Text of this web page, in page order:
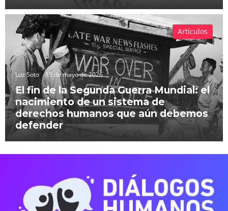
Luz Soto 15 de mayo de 2026
El fin de la Segunda Guerra Mundial: el
nacimiento de un sistema de
derechos humanos que aún debemos
defender
Artículos